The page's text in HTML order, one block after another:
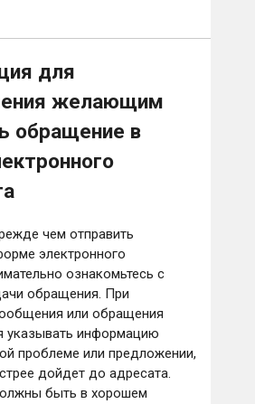
для
желающим
обращение в
чем отправить
электронного
ознакомьтесь с
обращения. При
или обращения
указывать информацию
проблеме или предложении,
дойдет до адресата.
быть в хорошем